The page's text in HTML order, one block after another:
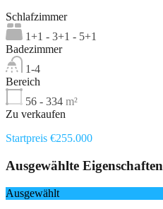
Schlafzimmer
1+1 - 3+1 - 5+1
Badezimmer
1-4
Bereich
56 - 334 m²
Zu verkaufen
Startpreis €255.000
Ausgewählte Eigenschaften
Ausgewählt